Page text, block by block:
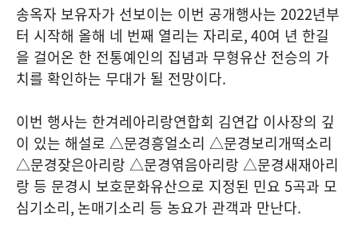
송옥자 보유자가 선보이는 이번 공개행사는 2022년부
터 시작해 올해 네 번째 열리는 자리로, 40여 년 한길
을 걸어온 한 전통예인의 집념과 무형유산 전승의 가
치를 확인하는 무대가 될 전망이다.
이번 행사는 한겨레아리랑연합회 김연갑 이사장의 깊
이 있는 해설로 △문경흥얼소리 △문경보리개떡소리
△문경잦은아리랑 △문경엮음아리랑 △문경새재아리
랑 등 문경시 보호문화유산으로 지정된 민요 5곡과 모
심기소리, 논매기소리 등 농요가 관객과 만난다.